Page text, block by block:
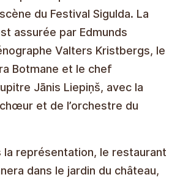
du Festival Sigulda. La
assurée par Edmunds
Valters Kristbergs, le
Botmane et le chef
Jānis Liepiņš, avec la
et de l’orchestre du
la représentation, le restaurant
dans le jardin du château,